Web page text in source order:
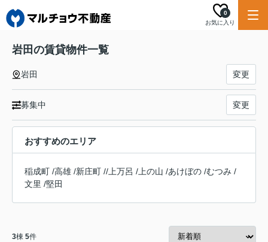
お気に入り
0
岩田の賃貸物件一覧
岩田 変更
募集中 変更
おすすめのエリア
稲成町 /高雄 /新庄町 // 上万呂 / 上の山 /あけぼの /むつみ /
文里 /堅田
3棟 5件